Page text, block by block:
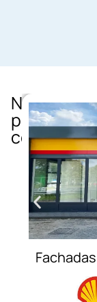
Nuevos
proyectos